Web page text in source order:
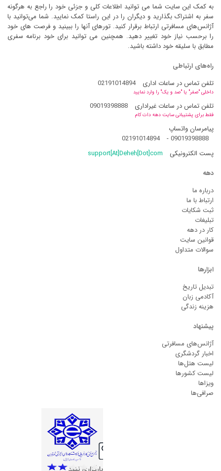
به کمک این سایت شما می توانید اطلاعات کلی و جزئی خود را راجع به هرگونه
سفر به اشتراک بگذارید و دیگران را در این راستا کمک نمایید. شما می‌توانید با
آژانس‌های مسافرتی ارتباط برقرار کنید. تورهای آنها را ببینید و فرصت های خود
را برحسب نیاز خود تغییر دهید. همچنین می توانید برای خود برنامه سفری
مطابق با سلیقه خود داشته باشید.
راه‌های ارتباطی
تلفن تماس در ساعات اداری
02191014894
داخلی "صفر" یا "صد و یک" را وارد نمایید
تلفن تماس در ساعات غیراداری 09019398888
فقط برای پشتیبانی سایت دهه دات کام
پیامرسان واتساپ
09019398888
-
02191014894
پست الکترونیکی
support[At]Deheh[Dot]com
دهه
درباره ما
ارتباط با ما
ثبت شکایات
تبلیغات
کار در دهه
قوانین سایت
سوالات متداول
ابزارها
تبدیل تاریخ
آکادمی زبان
هزینه زندگی
پیشنهاد
آژانس‌های مسافرتی
اخبار گردشگری
لیست هتل‌ها
لیست کشورها
ویزاها
صرافی‌ها